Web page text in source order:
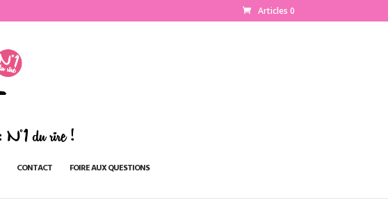
Articles 0
CONTACT FOIRE AUX QUESTIONS